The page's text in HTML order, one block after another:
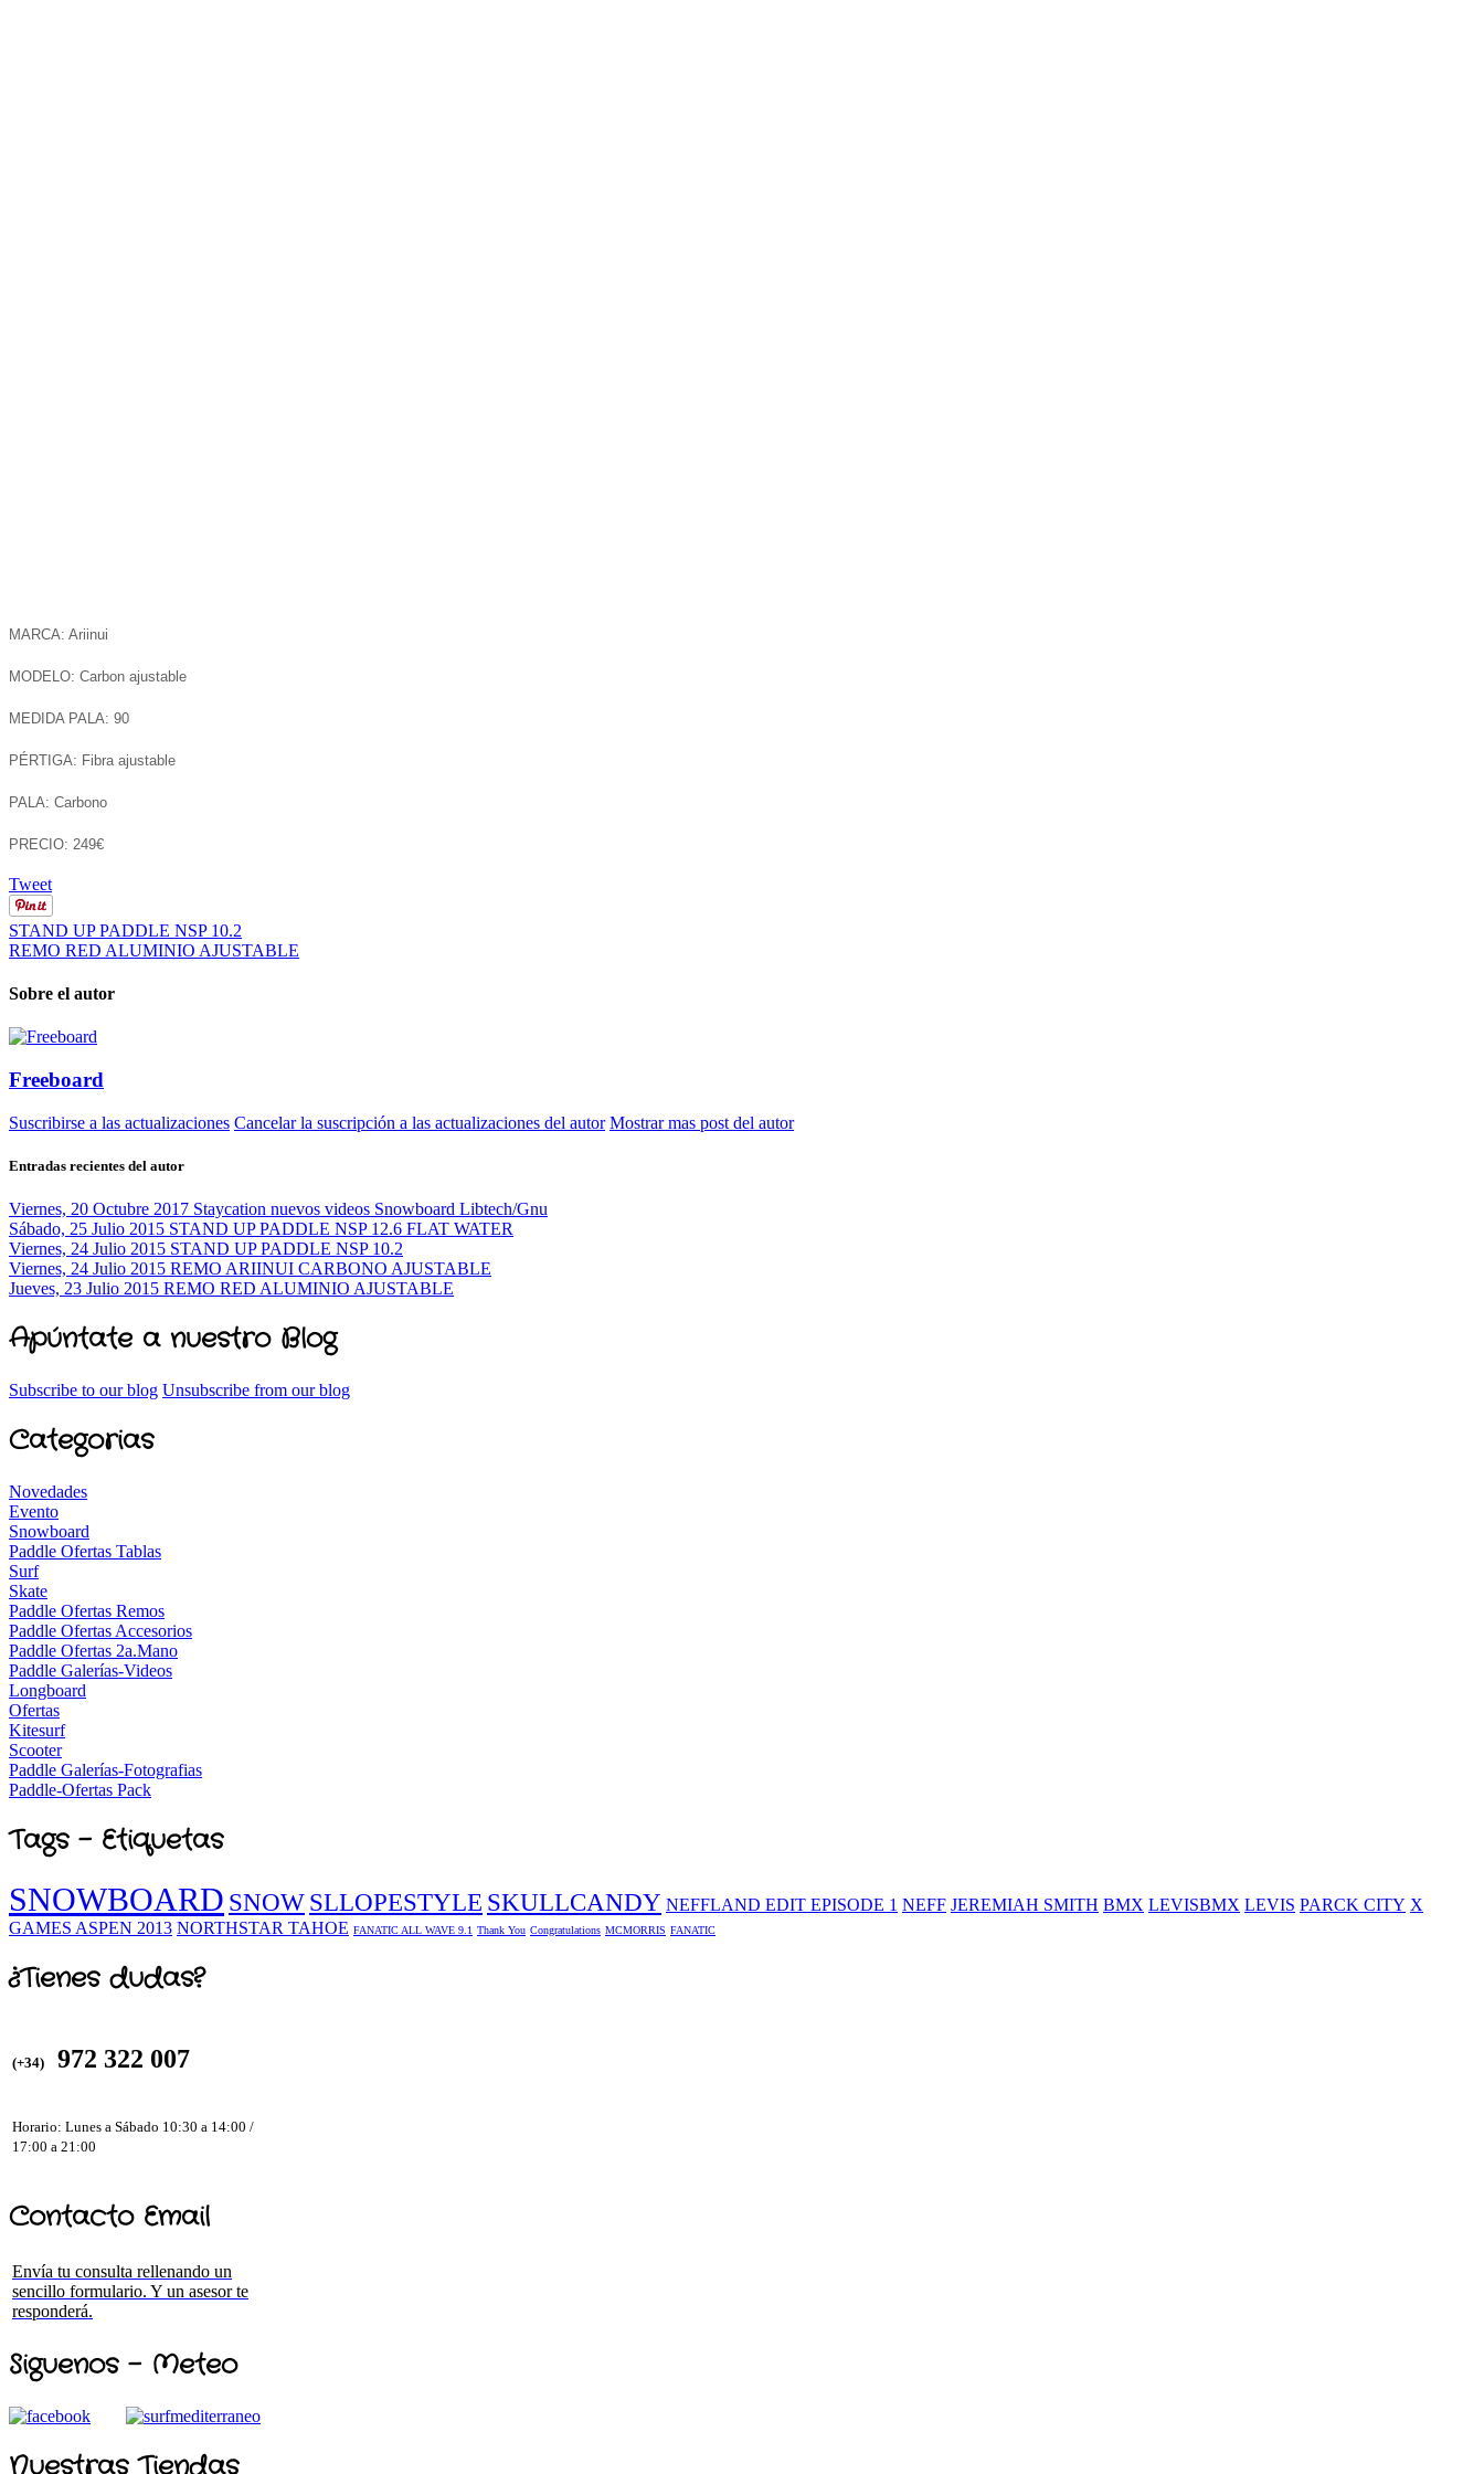
MARCA: Ariinui
MODELO: Carbon ajustable
MEDIDA PALA: 90
PÉRTIGA: Fibra ajustable
PALA: Carbono
PRECIO: 249€
Tweet
STAND UP PADDLE NSP 10.2
REMO RED ALUMINIO AJUSTABLE
Sobre el autor
Freeboard
Suscribirse a las actualizaciones Cancelar la suscripción a las actualizaciones del autor Mostrar mas post del autor
Entradas recientes del autor
Viernes, 20 Octubre 2017 Staycation nuevos videos Snowboard Libtech/Gnu
Sábado, 25 Julio 2015 STAND UP PADDLE NSP 12.6 FLAT WATER
Viernes, 24 Julio 2015 STAND UP PADDLE NSP 10.2
Viernes, 24 Julio 2015 REMO ARIINUI CARBONO AJUSTABLE
Jueves, 23 Julio 2015 REMO RED ALUMINIO AJUSTABLE
Apúntate a nuestro Blog
Subscribe to our blog Unsubscribe from our blog
Categorias
Novedades
Evento
Snowboard
Paddle Ofertas Tablas
Surf
Skate
Paddle Ofertas Remos
Paddle Ofertas Accesorios
Paddle Ofertas 2a.Mano
Paddle Galerías-Videos
Longboard
Ofertas
Kitesurf
Scooter
Paddle Galerías-Fotografias
Paddle-Ofertas Pack
Tags - Etiquetas
SNOWBOARD SNOW SLLOPESTYLE SKULLCANDY NEFFLAND EDIT EPISODE 1 NEFF JEREMIAH SMITH BMX LEVISBMX LEVIS PARCK CITY X
GAMES ASPEN 2013 NORTHSTAR TAHOE FANATIC ALL WAVE 9.1 Thank You Congratulations MCMORRIS FANATIC
¿Tienes dudas?
(+34) 972 322 007
Horario: Lunes a Sábado 10:30 a 14:00 /
17:00 a 21:00
Contacto Email
Envía tu consulta rellenando un
sencillo formulario. Y un asesor te
responderá.
Siguenos - Meteo